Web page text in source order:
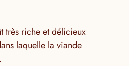
très riche et délicieux
laquelle la viande